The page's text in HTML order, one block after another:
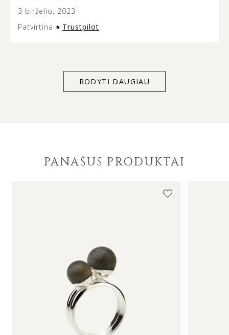
jewellery is versatile and modern looking, and the
presentation of it is very aesthetic so it can make
3 birželio, 2023
Patvirtina
Trustpilot
RODYTI DAUGIAU
PANAŠŪS PRODUKTAI